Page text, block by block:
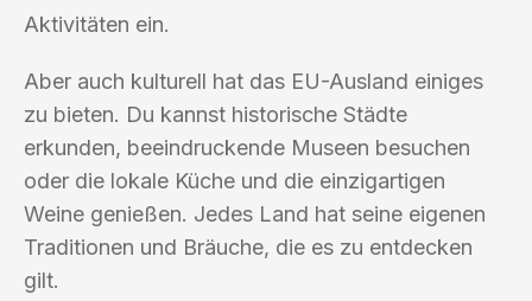
Aktivitäten ein.
Aber auch kulturell hat das EU-Ausland einiges
zu bieten. Du kannst historische Städte
erkunden, beeindruckende Museen besuchen
oder die lokale Küche und die einzigartigen
Weine genießen. Jedes Land hat seine eigenen
Traditionen und Bräuche, die es zu entdecken
gilt.